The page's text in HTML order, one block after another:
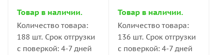
Товар в наличии.
Количество товара:
188 шт. Срок отгрузки
с поверкой: 4-7 дней
Товар в наличии.
Количество товара:
136 шт. Срок отгрузки
с поверкой: 4-7 дней